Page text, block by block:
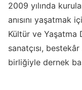
2009 yılında
anısını yaşatmak
Kültür ve Yaşatma
sanatçısı,
birliğiyle dernek